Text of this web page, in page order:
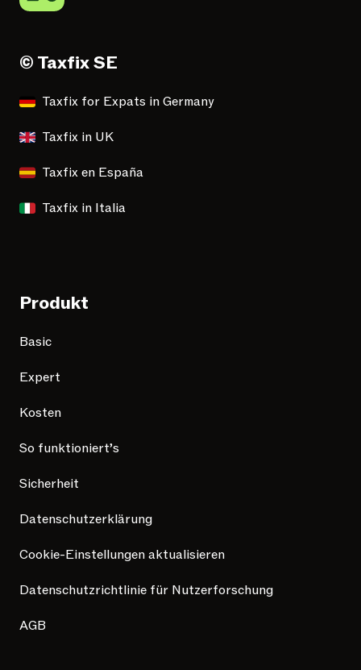
© Taxfix SE
Taxfix for Expats in Germany
Taxfix in UK
Taxfix en España
Taxfix in Italia
Produkt
Basic
Expert
Kosten
So funktioniert’s
Sicherheit
Datenschutzerklärung
Cookie-Einstellungen aktualisieren
Datenschutzrichtlinie für Nutzerforschung
AGB